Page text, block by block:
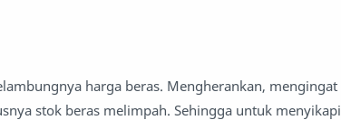
harga beras. Mengherankan, mengingat
stok beras melimpah. Sehingga untuk menyikapi